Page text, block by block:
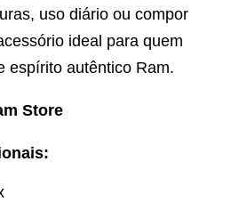
uso diário ou compor
ideal para quem
espírito autêntico Ram.
Store